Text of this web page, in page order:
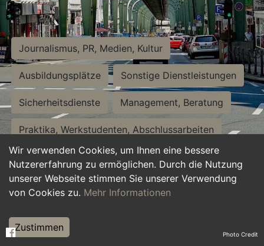
Wir verwenden Cookies, um Ihnen eine bessere
Nutzererfahrung zu ermöglichen. Durch die Nutzung
unserer Webseite stimmen Sie unserer Verwendung
von Cookies zu. Mehr Informationen
Zustimmen
Journalismus, PR, Medien, Kultur
Ausbildungsplätze Sonstige Dienstleistungen
Sicherheitsdienste Management, Beratung
Praktika, Werkstudenten, Abschlussarbeiten
Personalwesen Assistenz, Sekretariat
Hilfskräfte, Aushilfs- und Nebenjobs
Weiterbildung, Studium, duale Ausbildung Photo Credit